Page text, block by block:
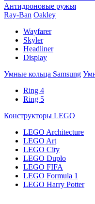
Антидроновые ружья
Ray-Ban Oakley
Wayfarer
Skyler
Headliner
Display
Умные кольца Samsung
Ring 4
Ring 5
Конструкторы LEGO
LEGO Architecture
LEGO Art
LEGO City
LEGO Duplo
LEGO FIFA
LEGO Formula 1
LEGO Harry Potter